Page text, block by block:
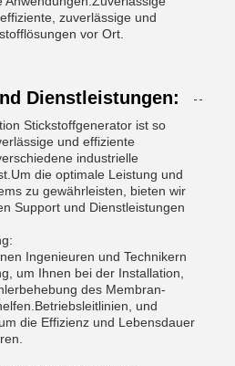
zuverlässige und
vor Ort.
Dienstleistungen:
Stickstoffgenerator ist so
und effiziente
industrielle
die optimale Leistung und
zu gewährleisten, bieten wir
Support und Dienstleistungen
Ingenieuren und Technikern
um Ihnen bei der Installation,
des Membran-
und
die Effizienz und Lebensdauer